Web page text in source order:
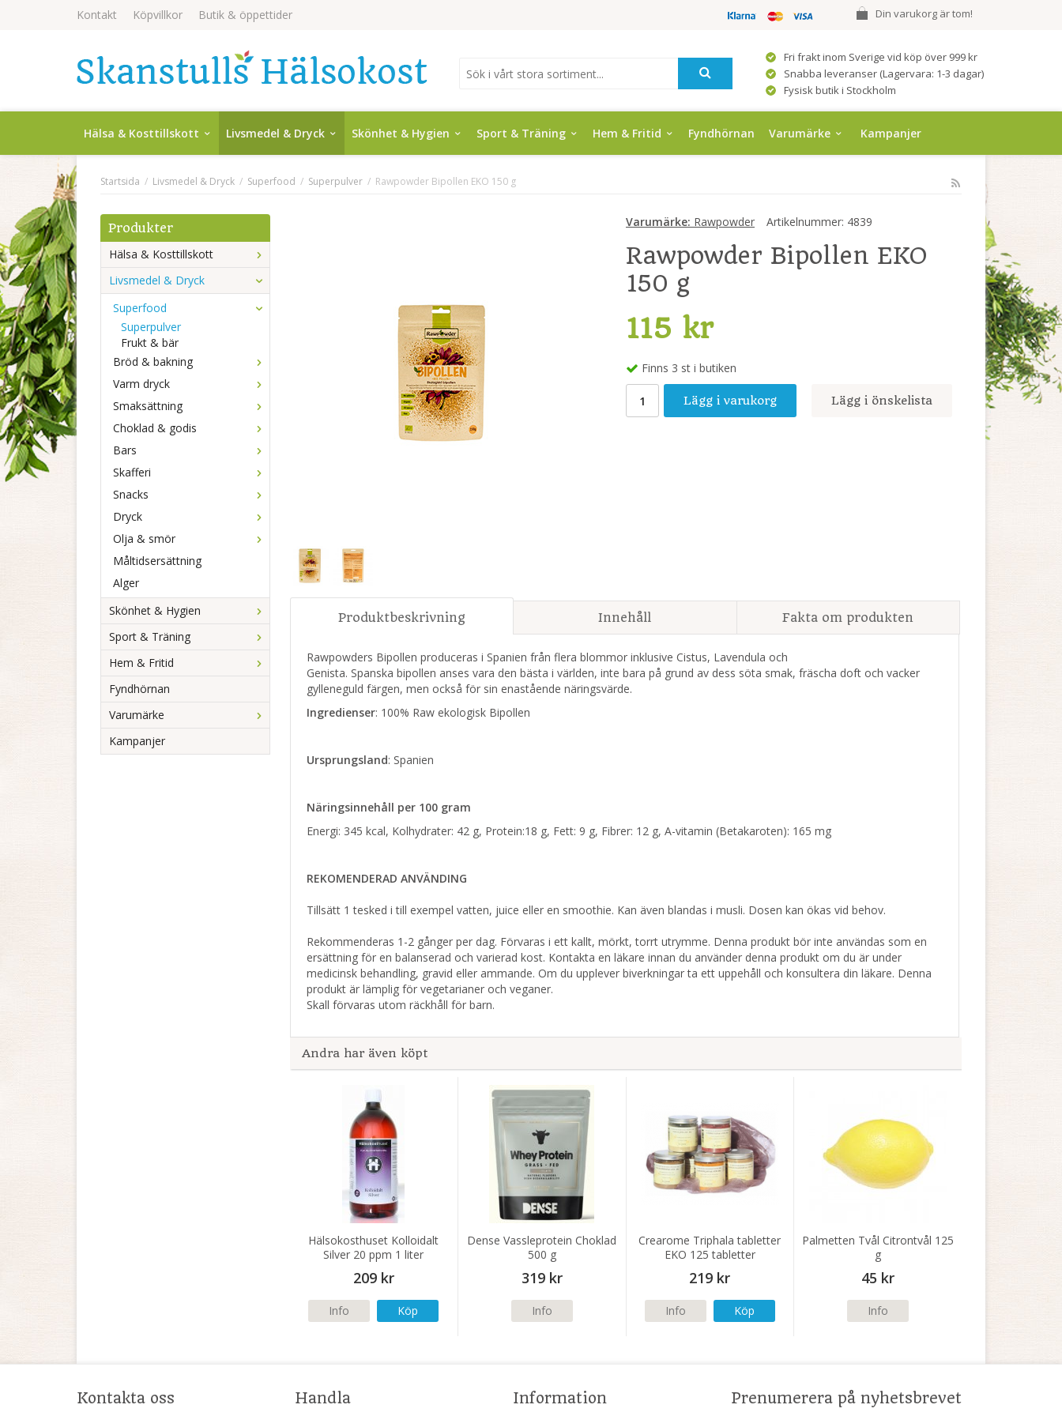
Kontakt Köpvillkor Butik & öppettider Din varukorg är tom!
Fri frakt inom Sverige vid köp över 999 kr
Snabba leveranser (Lagervara: 1-3 dagar)
Fysisk butik i Stockholm
Hälsa & Kosttillskott Livsmedel & Dryck Skönhet & Hygien Sport & Träning Hem & Fritid Fyndhörnan Varumärke Kampanjer
Startsida / Livsmedel & Dryck / Superfood / Superpulver / Rawpowder Bipollen EKO 150 g
Produkter
Hälsa & Kosttillskott
Livsmedel & Dryck
Superfood
Superpulver
Frukt & bär
Bröd & bakning
Varm dryck
Smaksättning
Choklad & godis
Bars
Skafferi
Snacks
Dryck
Olja & smör
Måltidsersättning
Alger
Skönhet & Hygien
Sport & Träning
Hem & Fritid
Fyndhörnan
Varumärke
Kampanjer
Varumärke: Rawpowder Artikelnummer: 4839
Rawpowder Bipollen EKO
150 g
115 kr
Finns 3 st i butiken
Lägg i varukorg Lägg i önskelista
Produktbeskrivning Innehåll Fakta om produkten
Rawpowders Bipollen produceras i Spanien från flera blommor inklusive Cistus, Lavendula och
Genista. Spanska bipollen anses vara den bästa i världen, inte bara på grund av dess söta smak, fräscha doft och vacker
gylleneguld färgen, men också för sin enastående näringsvärde.
Ingredienser: 100% Raw ekologisk Bipollen
Ursprungsland: Spanien
Näringsinnehåll per 100 gram
Energi: 345 kcal, Kolhydrater: 42 g, Protein:18 g, Fett: 9 g, Fibrer: 12 g, A-vitamin (Betakaroten): 165 mg
REKOMENDERAD ANVÄNDING
Tillsätt 1 tesked i till exempel vatten, juice eller en smoothie. Kan även blandas i musli. Dosen kan ökas vid behov.
Rekommenderas 1-2 gånger per dag. Förvaras i ett kallt, mörkt, torrt utrymme. Denna produkt bör inte användas som en
ersättning för en balanserad och varierad kost. Kontakta en läkare innan du använder denna produkt om du är under
medicinsk behandling, gravid eller ammande. Om du upplever biverkningar ta ett uppehåll och konsultera din läkare. Denna
produkt är lämplig för vegetarianer och veganer.
Skall förvaras utom räckhåll för barn.
Andra har även köpt
Hälsokosthuset Kolloidalt
Silver 20 ppm 1 liter
209 kr
Info Köp
Dense Vassleprotein Choklad
500 g
319 kr
Info
Crearome Triphala tabletter
EKO 125 tabletter
219 kr
Info Köp
Palmetten Tvål Citrontvål 125
g
45 kr
Info
Kontakta oss Handla Information Prenumerera på nyhetsbrevet